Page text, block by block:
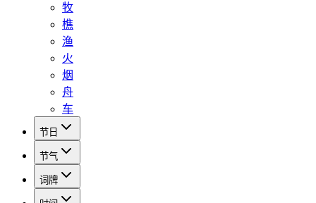
牧
樵
渔
火
烟
舟
车
节日
节气
词牌